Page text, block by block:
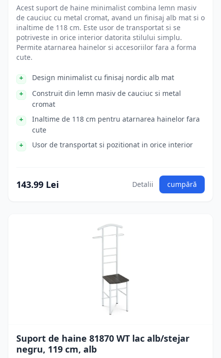
Acest suport de haine minimalist combina lemn masiv
de cauciuc cu metal cromat, avand un finisaj alb mat si o
inaltime de 118 cm. Este usor de transportat si se
potriveste in orice interior datorita stilului simplu.
Permite atarnarea hainelor si accesoriilor fara a forma
cute.
Design minimalist cu finisaj nordic alb mat
Construit din lemn masiv de cauciuc si metal
cromat
Inaltime de 118 cm pentru atarnarea hainelor fara
cute
Usor de transportat si pozitionat in orice interior
143.99 Lei Detalii cumpără
Suport de haine 81870 WT lac alb/stejar
negru, 119 cm, alb